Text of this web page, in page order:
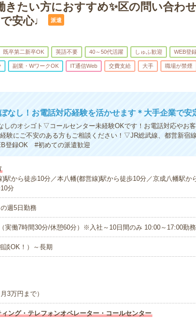
きたい方におすすめ✨区の問い合わせ
安心♩
派遣
既卒第二新卒OK 英語不要 40～50代活躍 しゅふ歓迎 WEB登
副業・WワークOK IT通信Web 交費支給 大手 職場が禁煙
なし！お電話対応経験を活かせます＊大手企業で安
のオシゴト▽コールセンター未経験OKです！お電話対応やお
験にご不安のある方もご相談ください！▽JR総武線、都営新宿
登録OK #初めての派遣歓迎
)駅から徒歩10分／本八幡(都営線)駅から徒歩10分／京成八幡駅か
分
週5日勤務
実働7時間30分/休憩60分）※入社～10日間のみ 10:00～17:00勤務
談OK！）～長期
3万円まで）
ング・テレフォンオペレーター・コールセンター